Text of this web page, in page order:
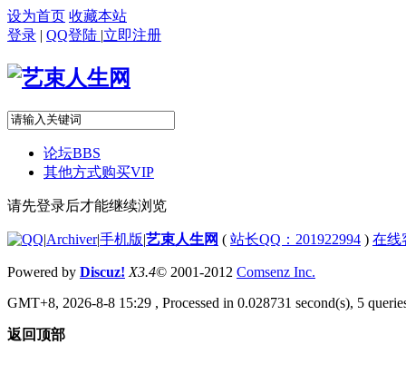
设为首页 收藏本站
登录 | QQ登陆 |立即注册
论坛BBS
其他方式购买VIP
请先登录后才能继续浏览
|Archiver|手机版|艺束人生网 ( 站长QQ：201922994 ) 在线
Powered by Discuz! X3.4© 2001-2012 Comsenz Inc.
GMT+8, 2026-8-8 15:29 , Processed in 0.028731 second(s), 5
返回顶部